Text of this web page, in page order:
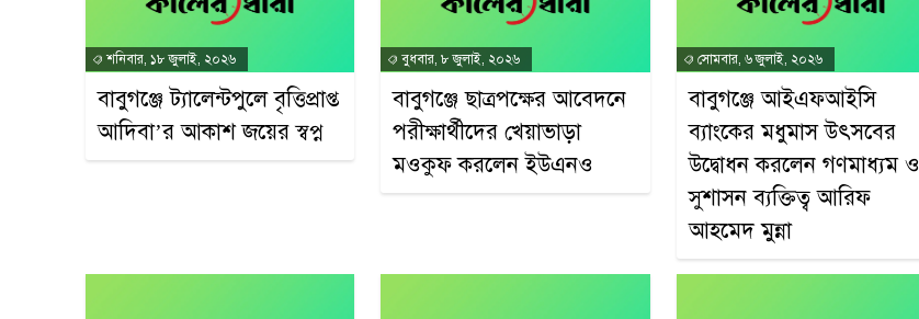
শনিবার, ১৮ জুলাই, ২০২৬
বাবুগঞ্জে ট্যালেন্টপুলে বৃত্তিপ্রাপ্ত
আদিবা’র আকাশ জয়ের স্বপ্ন
বুধবার, ৮ জুলাই, ২০২৬
বাবুগঞ্জে ছাত্রপক্ষের আবেদনে
পরীক্ষার্থীদের খেয়াভাড়া
মওকুফ করলেন ইউএনও
সোমবার, ৬ জুলাই, ২০২৬
বাবুগঞ্জে আইএফআইসি
ব্যাংকের মধুমাস উৎসবের
উদ্বোধন করলেন গণমাধ্যম ও
সুশাসন ব্যক্তিত্ব আরিফ
আহমেদ মুন্না